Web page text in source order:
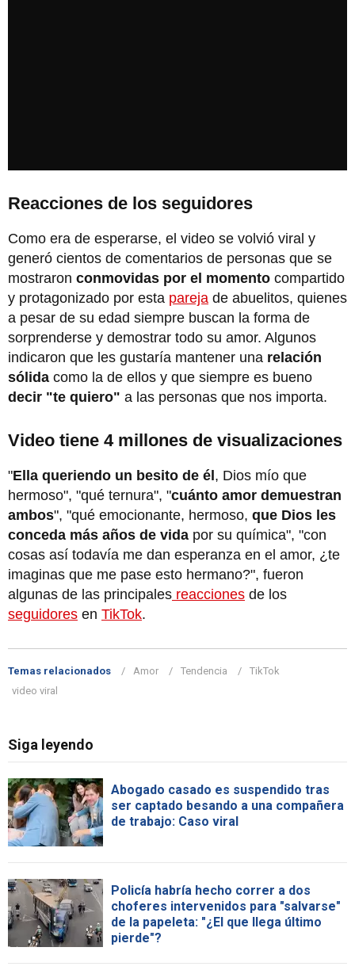
Reacciones de los seguidores
Como era de esperarse, el video se volvió viral y
generó cientos de comentarios de personas que se
mostraron conmovidas por el momento compartido
y protagonizado por esta pareja de abuelitos, quienes
a pesar de su edad siempre buscan la forma de
sorprenderse y demostrar todo su amor. Algunos
indicaron que les gustaría mantener una relación
sólida como la de ellos y que siempre es bueno
decir "te quiero" a las personas que nos importa.
Video tiene 4 millones de visualizaciones
"Ella queriendo un besito de él, Dios mío que
hermoso", "qué ternura", "cuánto amor demuestran
ambos", "qué emocionante, hermoso, que Dios les
conceda más años de vida por su química", "con
cosas así todavía me dan esperanza en el amor, ¿te
imaginas que me pase esto hermano?", fueron
algunas de las principales reacciones de los
seguidores en TikTok.
Temas relacionados Amor Tendencia
TikTok
video viral
Siga leyendo
Abogado casado es suspendido tras
ser captado besando a una compañera
de trabajo: Caso viral
Policía habría hecho correr a dos
choferes intervenidos para "salvarse"
de la papeleta: "¿El que llega último
pierde"?